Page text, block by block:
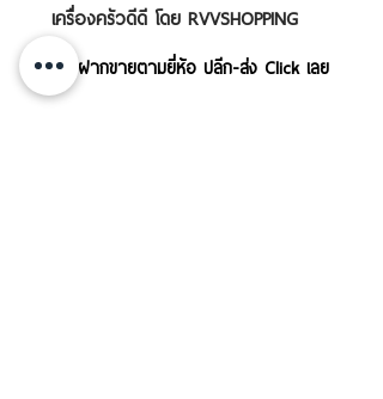
เครื่องครัวดีดี โดย RVVSHOPPING
สินค้าฝากขายตามยี่ห้อ ปลีก-ส่ง Click เลย